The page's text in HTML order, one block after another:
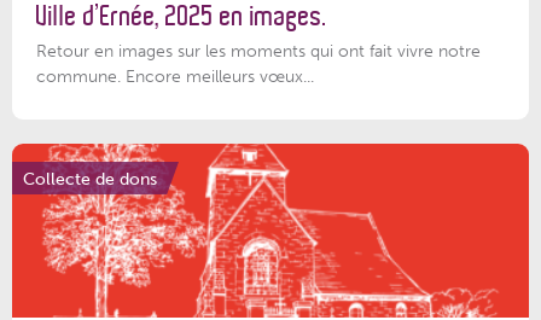
Ville d’Ernée, 2025 en images.
Retour en images sur les moments qui ont fait vivre notre
commune. Encore meilleurs vœux...
Collecte de dons